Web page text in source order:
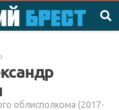
облисполкома (2017-